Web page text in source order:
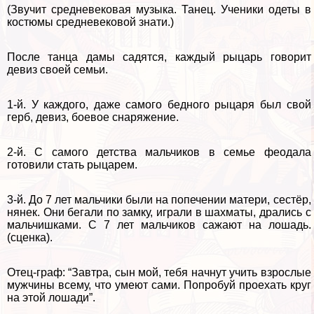
(Звучит средневековая музыка. Танец. Ученики одеты в
костюмы средневековой знати.)
После танца дамы садятся, каждый рыцарь говорит
девиз своей семьи.
1-й. У каждого, даже самого бедного рыцаря был свой
герб, девиз, боевое снаряжение.
2-й. С самого детства мальчиков в семье феодала
готовили стать рыцарем.
3-й. До 7 лет мальчики были на попечении матери, сестёр,
нянек. Они бегали по замку, играли в шахматы, дрались с
мальчишками. С 7 лет мальчиков сажают на лошадь.
(сценка).
Отец-граф: “Завтра, сын мой, тебя начнут учить взрослые
мужчины всему, что умеют сами. Попробуй проехать круг
на этой лошади”.